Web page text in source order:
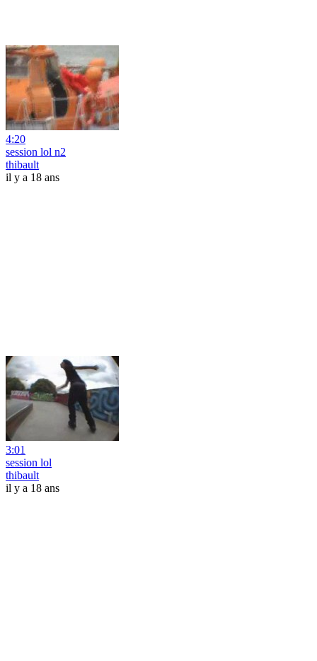
4:20
session lol n2
thibault
il y a 18 ans
3:01
session lol
thibault
il y a 18 ans